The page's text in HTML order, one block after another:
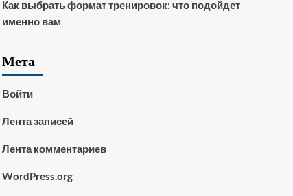
Как выбрать формат тренировок: что подойдет
именно вам
Мета
Войти
Лента записей
Лента комментариев
WordPress.org